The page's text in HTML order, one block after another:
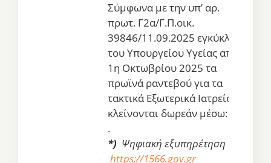
Σύμφωνα με την υπ’ αρ.
πρωτ. Γ2α/Γ.Π.οικ.
39846/11.09.2025 εγκύκλιο
του Υπουργείου Υγείας από
1η Οκτωβρίου 2025 τα
πρωϊνά ραντεβού για τα
τακτικά Εξωτερικά Ιατρεία θα
κλείνονται δωρεάν μέσω:
.
*) Ψηφιακή εξυπηρέτηση
https://1566.gov.gr